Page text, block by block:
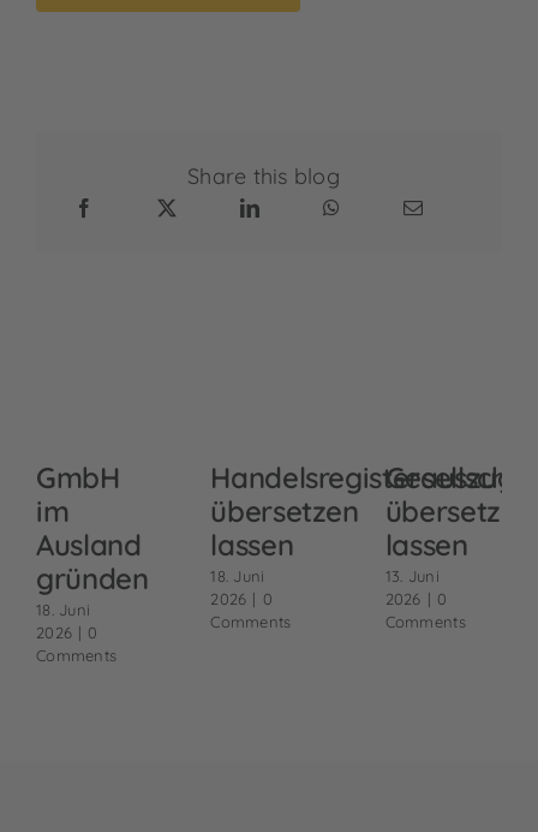
Share this blog
GmbH
im
Ausland
gründen
18. Juni
2026 | 0
Comments
Handelsregisterauszug
übersetzen
lassen
18. Juni
2026 | 0
Comments
übersetzen
lassen
13. Juni
2026 | 0
Comments